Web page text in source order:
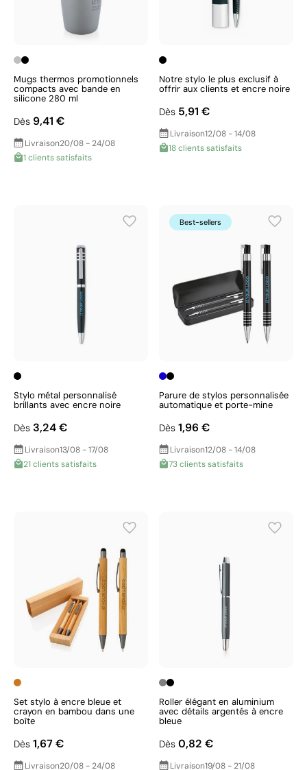
Mugs thermos promotionnels
compacts avec bande en
silicone 280 ml
Dès 9,41 €
Livraison20/08 - 24/08
1 clients satisfaits
Notre stylo le plus exclusif à
offrir aux clients et encre noire
Dès 5,91 €
Livraison12/08 - 14/08
18 clients satisfaits
Stylo métal personnalisé
brillants avec encre noire
Dès 3,24 €
Livraison13/08 - 17/08
21 clients satisfaits
Best-sellers
Parure de stylos personnalisée
automatique et porte-mine
Dès 1,96 €
Livraison12/08 - 14/08
73 clients satisfaits
Set stylo à encre bleue et
crayon en bambou dans une
boîte
Dès 1,67 €
Livraison20/08 - 24/08
Roller élégant en aluminium
avec détails argentés à encre
bleue
Dès 0,82 €
Livraison19/08 - 21/08